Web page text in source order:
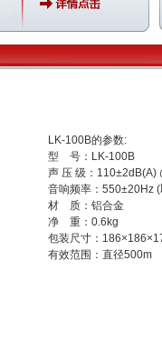
LK-100B的参数:
型 号：LK-100B
声 压 级：110±2dB(A)
音响频率：550±20Hz
材 质：铝合金
净 重：0.6kg
包装尺寸：
有效范围：直径500m